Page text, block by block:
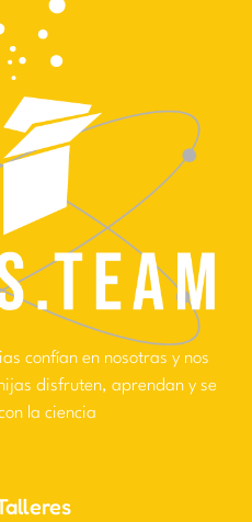
confían en nosotras y nos
disfruten, aprendan y se
la ciencia